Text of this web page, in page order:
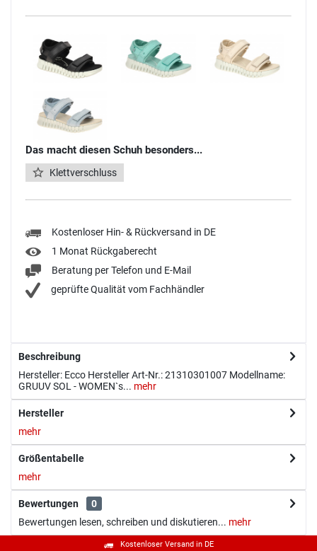
Das macht diesen Schuh besonders...
Klettverschluss
Kostenloser Hin- & Rückversand in DE
1 Monat Rückgaberecht
Beratung per Telefon und E-Mail
geprüfte Qualität vom Fachhändler
Beschreibung
Hersteller: Ecco Hersteller Art-Nr.: 21310301007 Modellname:
GRUUV SOL - WOMEN`s... mehr
Hersteller
mehr
Größentabelle
mehr
Bewertungen
0
Bewertungen lesen, schreiben und diskutieren... mehr
Kostenloser Versand in DE